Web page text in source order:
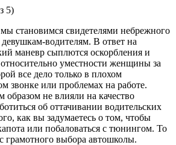
5)
становимся свидетелями небрежного
водителям. В ответ на
маневр сыплются оскорбления и
уместности женщины за
все дело только в плохом
звонке или проблемах на работе.
не влияли на качество
об оттачивании водительских
как вы задумаетесь о том, чтобы
или побаловаться с тюнингом. То
грамотного выбора автошколы.